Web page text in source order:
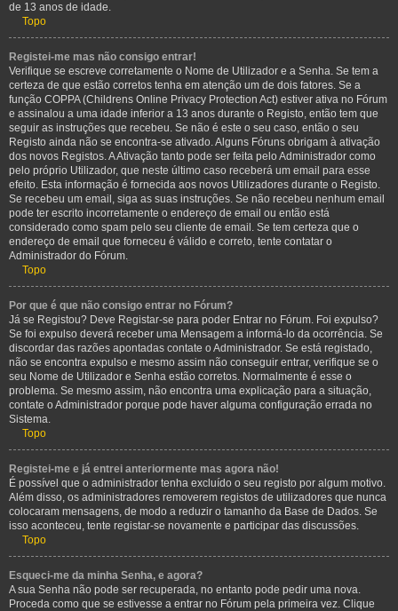
de 13 anos de idade.
Topo
Registei-me mas não consigo entrar!
Verifique se escreve corretamente o Nome de Utilizador e a Senha. Se tem a
certeza de que estão corretos tenha em atenção um de dois fatores. Se a
função COPPA (Childrens Online Privacy Protection Act) estiver ativa no Fórum
e assinalou a uma idade inferior a 13 anos durante o Registo, então tem que
seguir as instruções que recebeu. Se não é este o seu caso, então o seu
Registo ainda não se encontra-se ativado. Alguns Fóruns obrigam à ativação
dos novos Registos. A Ativação tanto pode ser feita pelo Administrador como
pelo próprio Utilizador, que neste último caso receberá um email para esse
efeito. Esta informação é fornecida aos novos Utilizadores durante o Registo.
Se recebeu um email, siga as suas instruções. Se não recebeu nenhum email
pode ter escrito incorretamente o endereço de email ou então está
considerado como spam pelo seu cliente de email. Se tem certeza que o
endereço de email que forneceu é válido e correto, tente contatar o
Administrador do Fórum.
Topo
Por que é que não consigo entrar no Fórum?
Já se Registou? Deve Registar-se para poder Entrar no Fórum. Foi expulso?
Se foi expulso deverá receber uma Mensagem a informá-lo da ocorrência. Se
discordar das razões apontadas contate o Administrador. Se está registado,
não se encontra expulso e mesmo assim não conseguir entrar, verifique se o
seu Nome de Utilizador e Senha estão corretos. Normalmente é esse o
problema. Se mesmo assim, não encontra uma explicação para a situação,
contate o Administrador porque pode haver alguma configuração errada no
Sistema.
Topo
Registei-me e já entrei anteriormente mas agora não!
É possível que o administrador tenha excluído o seu registo por algum motivo.
Além disso, os administradores removerem registos de utilizadores que nunca
colocaram mensagens, de modo a reduzir o tamanho da Base de Dados. Se
isso aconteceu, tente registar-se novamente e participar das discussões.
Topo
Esqueci-me da minha Senha, e agora?
A sua Senha não pode ser recuperada, no entanto pode pedir uma nova.
Proceda como que se estivesse a entrar no Fórum pela primeira vez. Clique